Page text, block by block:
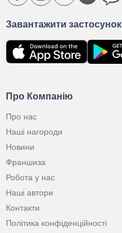
Про Компанію
Про нас
Наші нагороди
Новини
Франшиза
Робота у нас
Наші автори
Контакти
Політика конфіденційності
Завантажити застосунок